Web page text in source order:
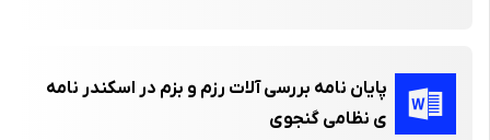
پایان نامه بررسی آلات رزم و بزم در اسکندر نامه
ی نظامی گنجوی